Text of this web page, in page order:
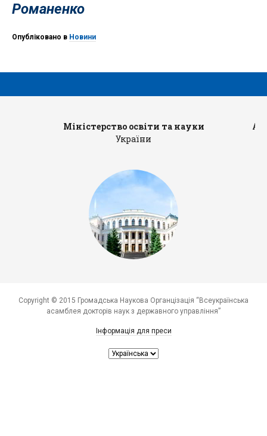
Романенко
Опубліковано в Новини
Міністерство освіти та науки
України
Copyright © 2015 Громадська Наукова Органцізація “Всеукраїнська
асамблея докторів наук з державного управління”
Інформація для преси